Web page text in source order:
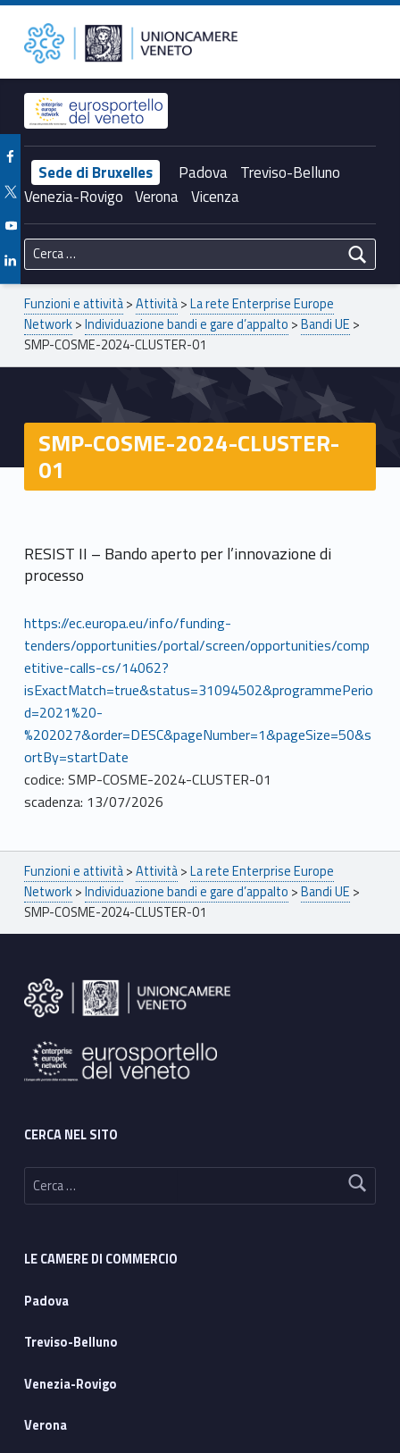
SMP-COSME-2024-CLUSTER-01 – Unioncamere del Veneto Unioncamere del Veneto
Header info sidebar
Sede di Bruxelles Padova Treviso-Belluno
Venezia-Rovigo Verona Vicenza
Facebook Unioncamere Veneto
Twitter Unioncamere Veneto
Youtube Unioncamere Veneto
Linkedin Unioncamere Veneto
Ricerca per:
Breadcrumbs navigation
Funzioni e attività>Attività>La rete Enterprise Europe
Network>Individuazione bandi e gare d’appalto >Bandi UE >
SMP-COSME-2024-CLUSTER-01
SMP-COSME-2024-CLUSTER-
01
RESIST II – Bando aperto per l’innovazione di
processo
https://ec.europa.eu/info/funding-
tenders/opportunities/portal/screen/opportunities/comp
etitive-calls-cs/14062?
isExactMatch=true&status=31094502&programmePerio
d=2021%20-
%202027&order=DESC&pageNumber=1&pageSize=50&s
ortBy=startDate
codice: SMP-COSME-2024-CLUSTER-01
scadenza: 13/07/2026
Breadcrumbs navigation
Funzioni e attività>Attività>La rete Enterprise Europe
Network>Individuazione bandi e gare d’appalto >Bandi UE >
SMP-COSME-2024-CLUSTER-01
CERCA NEL SITO
Ricerca per:
LE CAMERE DI COMMERCIO
Padova
Treviso-Belluno
Venezia-Rovigo
Verona